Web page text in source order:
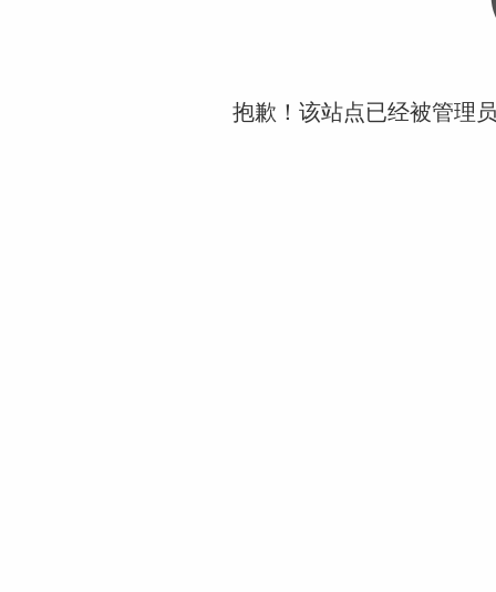
抱歉！该站点已经被管理